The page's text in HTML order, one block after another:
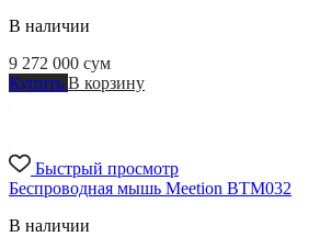
В наличии
9 272 000 сум
Купить В корзину
Быстрый просмотр
Беспроводная мышь Meetion BTM032
В наличии